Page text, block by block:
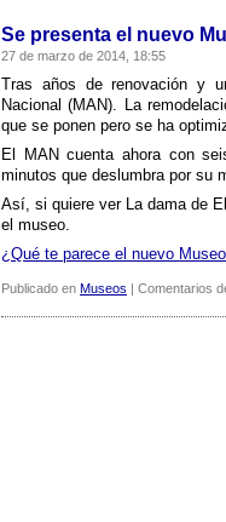
Se presenta el nuevo
27 de marzo de 2014, 18:55
Tras años de renovación y
Nacional (MAN). La
que se ponen pero se ha
El MAN cuenta ahora con
minutos que deslumbra por su
Así­, si quiere ver La dama de
el museo.
¿Qué te parece el nuevo
Publicado en Museos | Comentarios